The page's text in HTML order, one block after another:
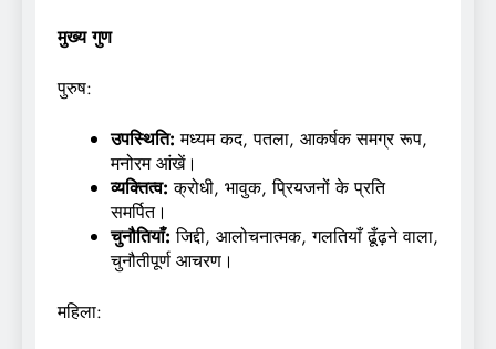
मुख्य गुण
पुरुष:
उपस्थिति: मध्यम कद, पतला, आकर्षक समग्र रूप,
मनोरम आंखें।
व्यक्तित्व: क्रोधी, भावुक, प्रियजनों के प्रति
समर्पित।
चुनौतियाँ: जिद्दी, आलोचनात्मक, गलतियाँ ढूँढ़ने वाला,
चुनौतीपूर्ण आचरण।
महिला: